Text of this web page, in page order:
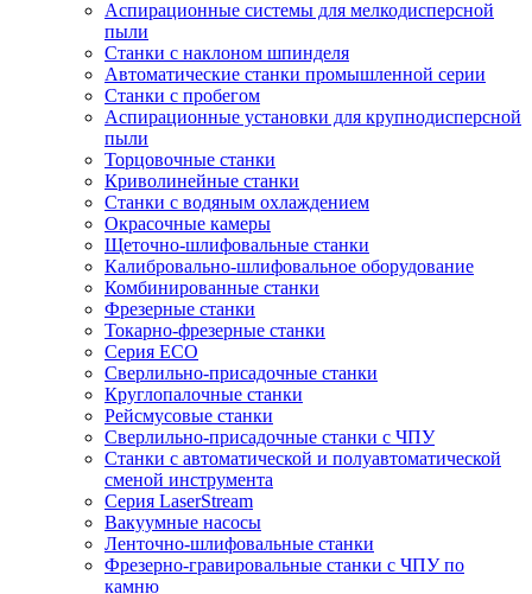
Аспирационные системы для мелкодисперсной
пыли
Станки с наклоном шпинделя
Автоматические станки промышленной серии
Станки с пробегом
Аспирационные установки для крупнодисперсной
пыли
Торцовочные станки
Криволинейные станки
Станки с водяным охлаждением
Окрасочные камеры
Щеточно-шлифовальные станки
Калибровально-шлифовальное оборудование
Комбинированные станки
Фрезерные станки
Токарно-фрезерные станки
Серия ECO
Сверлильно-присадочные станки
Круглопалочные станки
Рейсмусовые станки
Сверлильно-присадочные станки с ЧПУ
Станки с автоматической и полуавтоматической
сменой инструмента
Серия LaserStream
Вакуумные насосы
Ленточно-шлифовальные станки
Фрезерно-гравировальные станки с ЧПУ по
камню